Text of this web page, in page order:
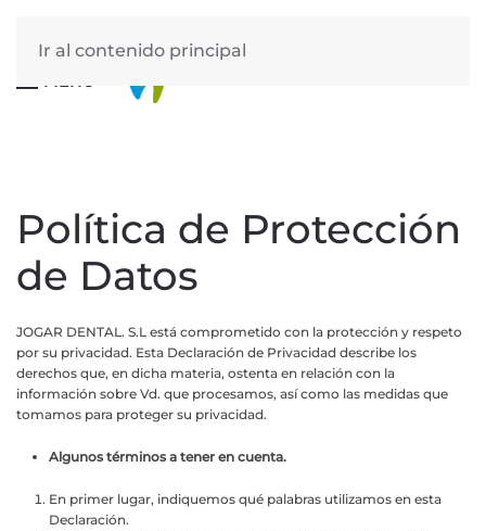
Ir al contenido principal
MENÚ
Política de Protección
de Datos
JOGAR DENTAL. S.L está comprometido con la protección y respeto
por su privacidad. Esta Declaración de Privacidad describe los
derechos que, en dicha materia, ostenta en relación con la
información sobre Vd. que procesamos, así como las medidas que
tomamos para proteger su privacidad.
Algunos términos a tener en cuenta.
En primer lugar, indiquemos qué palabras utilizamos en esta
Declaración.